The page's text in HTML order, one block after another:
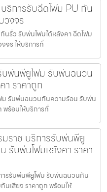
ริการรับฉีดโฟม PU กัน
งจร
นรั่ว รับพ่นโฟมใต้หลังคา ฉีดโฟม
จร ให้บริการทั่
พ่นพียูโฟม รับพ่นฉนวน
ราคาถูก
ม รับพ่นฉนวนกันความร้อน รับพ่น
พร้อมให้บริการทั่
ราช บริการรับพ่นพียู
รับพ่นโฟมหลังคา ราคา
รรับพ่นพียูโฟม รับพ่นฉนวนกัน
เสียง ราคาถูก พร้อมให้